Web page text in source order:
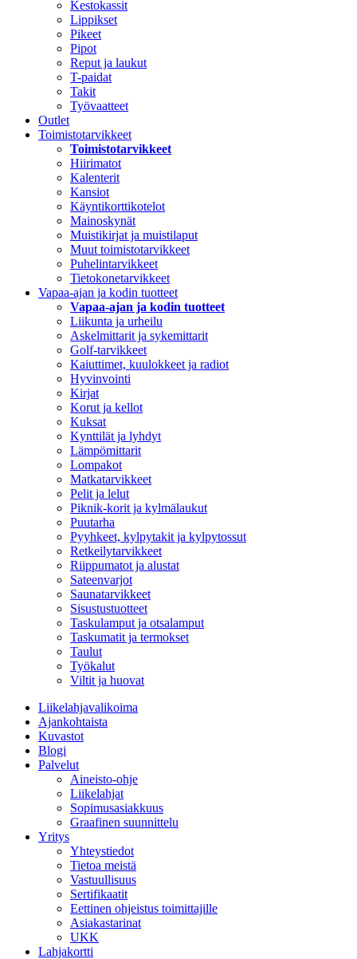
Kestokassit
Lippikset
Pikeet
Pipot
Reput ja laukut
T-paidat
Takit
Työvaatteet
Outlet
Toimistotarvikkeet
Toimistotarvikkeet
Hiirimatot
Kalenterit
Kansiot
Käyntikorttikotelot
Mainoskynät
Muistikirjat ja muistilaput
Muut toimistotarvikkeet
Puhelintarvikkeet
Tietokonetarvikkeet
Vapaa-ajan ja kodin tuotteet
Vapaa-ajan ja kodin tuotteet
Liikunta ja urheilu
Askelmittarit ja sykemittarit
Golf-tarvikkeet
Kaiuttimet, kuulokkeet ja radiot
Hyvinvointi
Kirjat
Korut ja kellot
Kuksat
Kynttilät ja lyhdyt
Lämpömittarit
Lompakot
Matkatarvikkeet
Pelit ja lelut
Piknik-korit ja kylmälaukut
Puutarha
Pyyhkeet, kylpytakit ja kylpytossut
Retkeilytarvikkeet
Riippumatot ja alustat
Sateenvarjot
Saunatarvikkeet
Sisustustuotteet
Taskulamput ja otsalamput
Taskumatit ja termokset
Taulut
Työkalut
Viltit ja huovat
Liikelahjavalikoima
Ajankohtaista
Kuvastot
Blogi
Palvelut
Aineisto-ohje
Liikelahjat
Sopimusasiakkuus
Graafinen suunnittelu
Yritys
Yhteystiedot
Tietoa meistä
Vastuullisuus
Sertifikaatit
Eettinen ohjeistus toimittajille
Asiakastarinat
UKK
Lahjakortti